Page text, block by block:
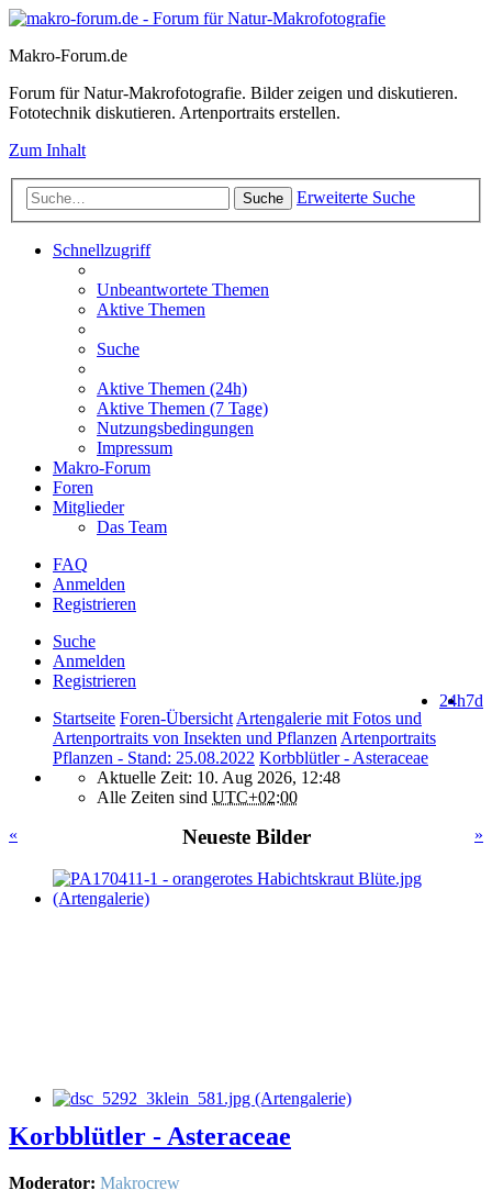
Makro-Forum.de
Forum für Natur-Makrofotografie. Bilder zeigen und diskutieren.
Fototechnik diskutieren. Artenportraits erstellen.
Zum Inhalt
Suche Erweiterte Suche
Schnellzugriff
Unbeantwortete Themen
Aktive Themen
Suche
Aktive Themen (24h)
Aktive Themen (7 Tage)
Nutzungsbedingungen
Impressum
Makro-Forum
Foren
Mitglieder
Das Team
FAQ
Anmelden
Registrieren
Suche
Anmelden
Registrieren
7d
24h
Startseite Foren-Übersicht Artengalerie mit Fotos und
Artenportraits von Insekten und Pflanzen Artenportraits
Pflanzen - Stand: 25.08.2022 Korbblütler - Asteraceae
Aktuelle Zeit: 10. Aug 2026, 12:48
Alle Zeiten sind UTC+02:00
«
»
Neueste Bilder
Korbblütler - Asteraceae
Moderator: Makrocrew